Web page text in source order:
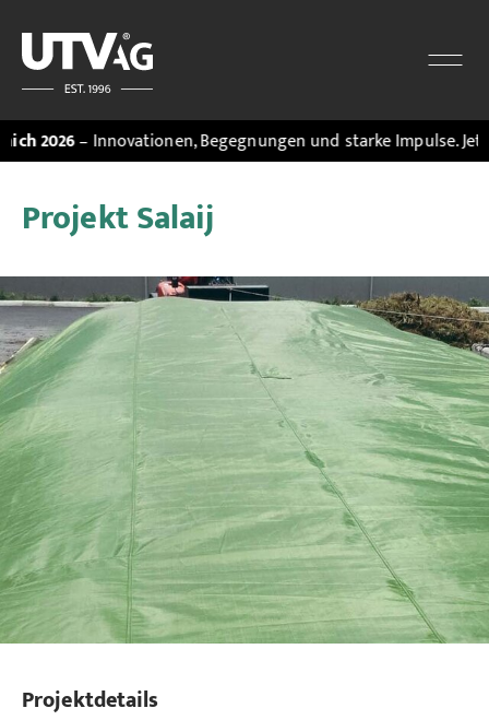
– Innovationen, Begegnungen und starke Impulse. Jetzt den
Projekt Salaij
Projektdetails